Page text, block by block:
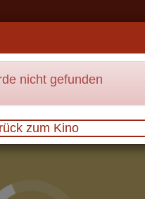
nicht gefunden
zum Kino